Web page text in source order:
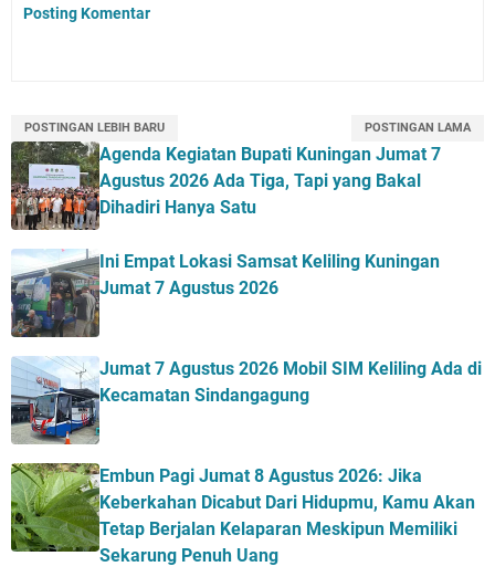
Posting Komentar
POSTINGAN LEBIH BARU POSTINGAN LAMA
Agenda Kegiatan Bupati Kuningan Jumat 7
Agustus 2026 Ada Tiga, Tapi yang Bakal
Dihadiri Hanya Satu
Ini Empat Lokasi Samsat Keliling Kuningan
Jumat 7 Agustus 2026
Jumat 7 Agustus 2026 Mobil SIM Keliling Ada di
Kecamatan Sindangagung
Embun Pagi Jumat 8 Agustus 2026: Jika
Keberkahan Dicabut Dari Hidupmu, Kamu Akan
Tetap Berjalan Kelaparan Meskipun Memiliki
Sekarung Penuh Uang